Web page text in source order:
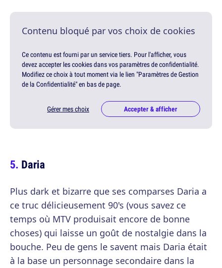
Contenu bloqué par vos choix de cookies
Ce contenu est fourni par un service tiers. Pour l'afficher, vous
devez accepter les cookies dans vos paramètres de confidentialité.
Modifiez ce choix à tout moment via le lien "Paramètres de Gestion
de la Confidentialité" en bas de page.
Gérer mes choix Accepter & afficher
Daria
Plus dark et bizarre que ses comparses Daria a
ce truc délicieusement 90's (vous savez ce
temps où MTV produisait encore de bonne
choses) qui laisse un goût de nostalgie dans la
bouche. Peu de gens le savent mais Daria était
à la base un personnage secondaire dans la